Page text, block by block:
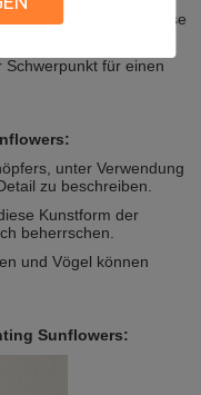
normalerweise
für einen
unter Verwendung
zu beschreiben.
Kunstform der
beherrschen.
und Vögel können
Sunflowers: